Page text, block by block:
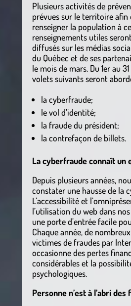
Plusieurs activités de
prévues sur le territoire afin
renseigner la population à
renseignements utiles
diffusés sur les médias
du Québec et de ses
le mois de mars. Du 1er au
volets suivants seront
la cyberfraude;
le vol d’identité;
la fraude du président;
la contrefaçon de billets.
La cyberfraude connaît un
Depuis plusieurs années,
constater une hausse de la
L’accessibilité et
l’utilisation du web dans
une porte d’entrée facile
Chaque année, de
victimes de fraudes par
occasionne des pertes
considérables et la
psychologiques.
Personne n’est à l’abri